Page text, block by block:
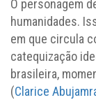
O personagem
humanidades.
em que circula
catequização
brasileira,
(Clarice